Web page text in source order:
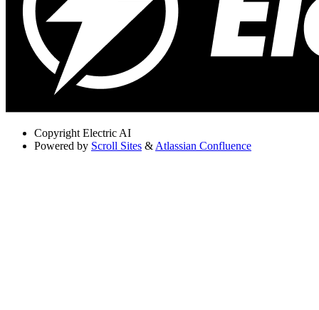
Copyright Electric AI
Powered by Scroll Sites & Atlassian Confluence